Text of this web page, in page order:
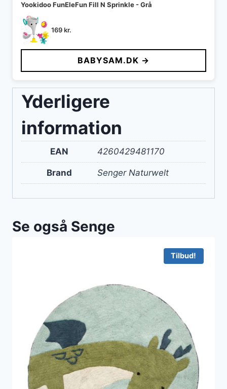
Yookidoo FunEleFun Fill N Sprinkle - Grå
169kr.
BABYSAM.DK →
Yderligere
information
EAN 4260429481170
Brand Senger Naturwelt
Se også Senge
Tilbud!